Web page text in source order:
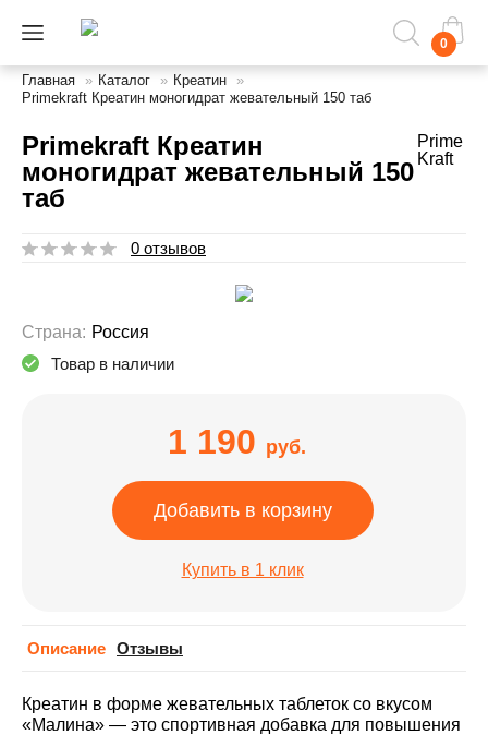
0
Главная » Каталог » Креатин
»
Primekraft Креатин моногидрат жевательный 150 таб
Primekraft Креатин
моногидрат жевательный 150
таб
Prime
Kraft
0 отзывов
Страна: Россия
Товар в наличии
1 190 руб.
Добавить в корзину
Купить в 1 клик
Описание Отзывы
Креатин в форме жевательных таблеток со вкусом
«Малина» — это спортивная добавка для повышения